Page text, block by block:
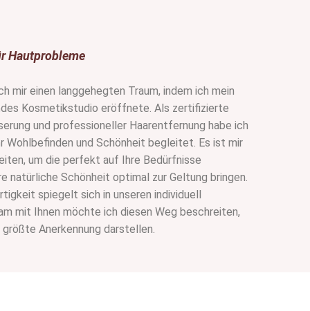
Hautprobleme
mir einen langgehegten Traum, indem ich mein
Kosmetikstudio eröffnete. Als zertifizierte
und professioneller Haarentfernung habe ich
Wohlbefinden und Schönheit begleitet. Es ist mir
um die perfekt auf Ihre Bedürfnisse
natürliche Schönheit optimal zur Geltung bringen.
spiegelt sich in unseren individuell
mit Ihnen möchte ich diesen Weg beschreiten,
Anerkennung darstellen.